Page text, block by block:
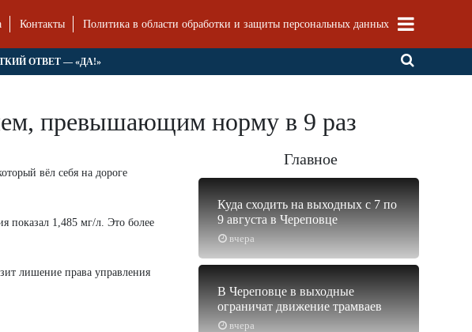
Контакты Политика в области обработки и защиты персональных данных
ОТВЕТ — «ДА!»
превышающим норму в 9 раз
вёл себя на дороге
показал 1,485 мг/л. Это более
лишение права управления
Главное
вчера
Куда сходить на выходных с 7 по
9 августа в Череповце
вчера
В Череповце в выходные
ограничат движение трамваев